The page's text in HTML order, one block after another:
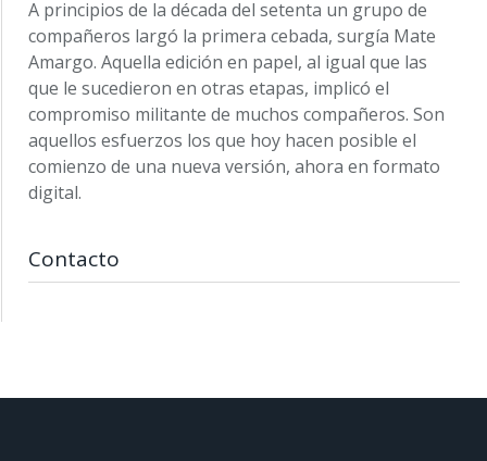
A principios de la década del setenta un grupo de
compañeros largó la primera cebada, surgía Mate
Amargo. Aquella edición en papel, al igual que las
que le sucedieron en otras etapas, implicó el
compromiso militante de muchos compañeros. Son
aquellos esfuerzos los que hoy hacen posible el
comienzo de una nueva versión, ahora en formato
digital.
Contacto